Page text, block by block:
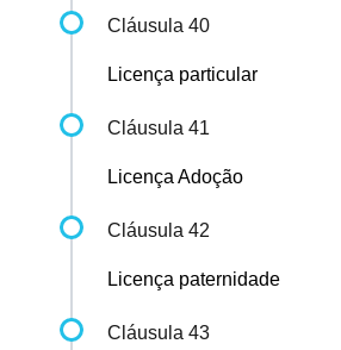
Cláusula 40
Licença particular
Cláusula 41
Licença Adoção
Cláusula 42
Licença paternidade
Cláusula 43